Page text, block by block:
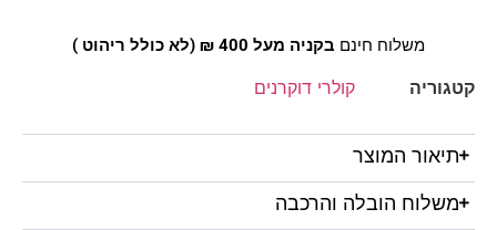
משלוח חינם בקניה מעל 400 ₪ (לא כולל ריהוט )
קטגוריה קולרי דוקרנים
תיאור המוצר
משלוח הובלה והרכבה